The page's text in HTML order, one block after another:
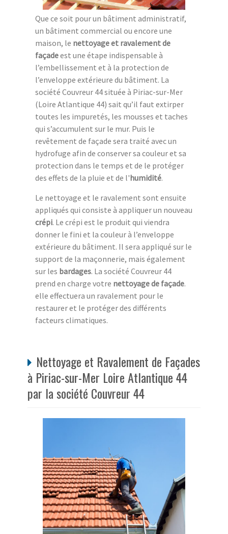
Que ce soit pour un bâtiment administratif,
un bâtiment commercial ou encore une
maison, le nettoyage et ravalement de
façadeest une étape indispensable à
l’embellissement et à la protection de
l’enveloppe extérieure du bâtiment. La
société Couvreur 44 située à Piriac-sur-Mer
(Loire Atlantique 44) sait qu’il faut extirper
toutes les impuretés, les mousses et taches
qui s’accumulent sur le mur. Puis le
revêtement de façade sera traité avec un
hydrofuge afin de conserver sa couleur et sa
protection dans le temps et de le protéger
des effets de la pluie et de l'humidité.
Le nettoyage et le ravalement sont ensuite
appliqués qui consiste à appliquer un nouveau
crépi. Le crépi est le produit qui viendra
donner le fini et la couleur à l’enveloppe
extérieure du bâtiment. Il sera appliqué sur le
support de la maçonnerie, mais également
sur les bardages. La société Couvreur 44
prend en charge votre nettoyage de façade.
elle effectuera un ravalement pour le
restaurer et le protéger des différents
facteurs climatiques.
Nettoyage et Ravalement de Façades
à Piriac-sur-Mer Loire Atlantique 44
par la société Couvreur 44